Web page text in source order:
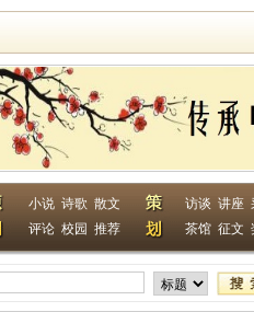
小说 诗歌 散文
评论 校园 推荐
访谈 讲座
茶馆 征文